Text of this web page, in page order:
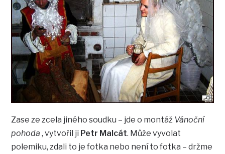
Zase ze zcela jiného soudku – jde o montáž Vánoční
pohoda, vytvořil ji Petr Malcát. Může vyvolat
polemiku, zdali to je fotka nebo není to fotka – držme